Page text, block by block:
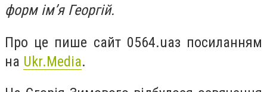
форм ім’я Георгій.
Про це пише сайт 0564.uaз посиланням
на Ukr.Media.